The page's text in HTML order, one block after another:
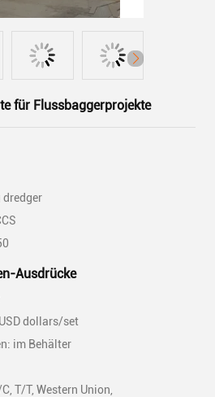
für Flussbaggerprojekte
dredger
Ausdrücke
dollars/set
im Behälter
T/T, Western Union,